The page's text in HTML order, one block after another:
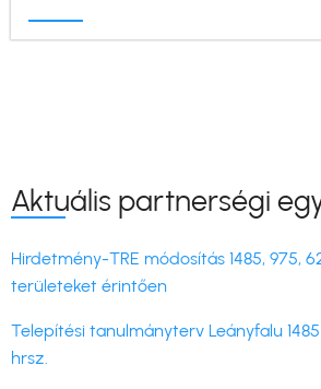
Aktuális partnerségi
Hirdetmény-TRE módosítás 1485, 975,
területeket érintően
Telepítési tanulmányterv Leányfalu
hrsz.